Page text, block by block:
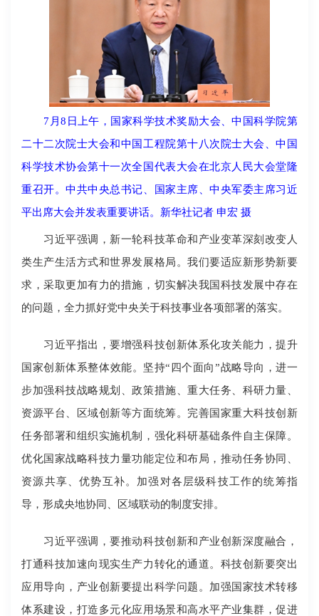
7月8日上午，国家科学技术奖励大会、中国科学院第
二十二次院士大会和中国工程院第十八次院士大会、中国
科学技术协会第十一次全国代表大会在北京人民大会堂隆
重召开。中共中央总书记、国家主席、中央军委主席习近
平出席大会并发表重要讲话。新华社记者 申宏 摄
习近平强调，新一轮科技革命和产业变革深刻改变人
类生产生活方式和世界发展格局。我们要适应新形势新要
求，采取更加有力的措施，切实解决我国科技发展中存在
的问题，全力抓好党中央关于科技事业各项部署的落实。
习近平指出，要增强科技创新体系化攻关能力，提升
国家创新体系整体效能。坚持“四个面向”战略导向，进一
步加强科技战略规划、政策措施、重大任务、科研力量、
资源平台、区域创新等方面统筹。完善国家重大科技创新
任务部署和组织实施机制，强化科研基础条件自主保障。
优化国家战略科技力量功能定位和布局，推动任务协同、
资源共享、优势互补。加强对各层级科技工作的统筹指
导，形成央地协同、区域联动的制度安排。
习近平强调，要推动科技创新和产业创新深度融合，
打通科技加速向现实生产力转化的通道。科技创新要突出
应用导向，产业创新要提出科学问题。加强国家技术转移
体系建设，打造多元化应用场景和高水平产业集群，促进